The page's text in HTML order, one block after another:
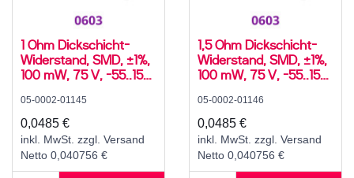
1 Ohm Dickschicht-
Widerstand, SMD, ±1%,
100 mW, 75 V, -55..155
05-0002-01145
0,0485 €
inkl. MwSt. zzgl. Versand
Netto 0,040756 €
1,5 Ohm Dickschicht-
Widerstand, SMD, ±1%,
100 mW, 75 V, -55..155
05-0002-01146
0,0485 €
inkl. MwSt. zzgl. Versand
Netto 0,040756 €